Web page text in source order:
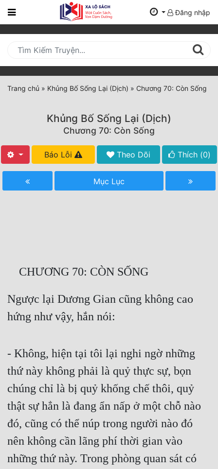
Trang
Mới
Cập
Nhật
(current)
Tất Cả
Truyện Convert
Xa Lộ Dịch
Cung Đấu
Cạnh Kỹ
Cổ Tiên Hiệp
Cổ Đại
Du Hí
Đăng nhập
Trang chủ » Khủng Bố Sống Lại (Dịch) » Chương 70: Còn Sống
Khủng Bố Sống Lại (Dịch)
Chương 70: Còn Sống
Báo Lỗi Theo Dõi Thích (0)
Mục Lục
    CHƯƠNG 70: CÒN SỐNG
Ngược lại Dương Gian cũng không cao
hứng như vậy, hắn nói:
- Không, hiện tại tôi lại nghi ngờ những
thứ này không phải là quỷ thực sự, bọn
chúng chỉ là bị quỷ khống chế thôi, quỷ
thật sự hẳn là đang ẩn nấp ở một chỗ nào
đó, cũng có thể núp trong người nào đó
nên không cần lãng phí thời gian vào
những thứ này. Trong phòng quan sát có